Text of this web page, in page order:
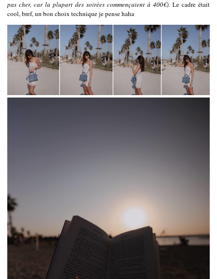
pas cher, car la plupart des soirées commençaient à 400€). Le cadre était
cool, bref, un bon choix technique je pense haha